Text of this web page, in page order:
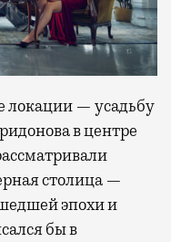
локации — усадьбу
в центре
столица —
эпохи и
бы в